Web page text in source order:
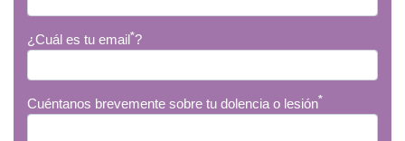
¿Cuál es tu email*?
Cuéntanos brevemente sobre tu dolencia o lesión*